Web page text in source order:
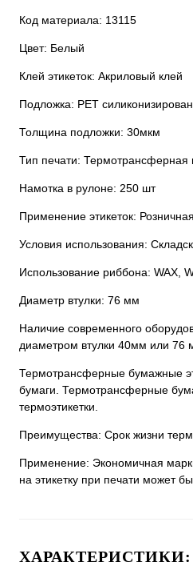
Код материала: 13115
Цвет: Белый
Клей этикеток: Акриловый клей
Подложка: РЕТ
Толщина подложки: 30мкм
Тип печати: Термотрансферная
Намотка в рулоне: 250 шт
Применение этикеток:
Условия использования:
Использование риббона: WAX,
Диаметр втулки: 76 мм
Наличие современного
диаметром втулки 40мм или 76
Термотрансферные бумажные
бумаги. Термотрансферные
термоэтикетки.
Преимущества: Срок жизни
Применение: Экономичная
на этикетку при печати может
ХАРАКТЕРИСТИКИ: